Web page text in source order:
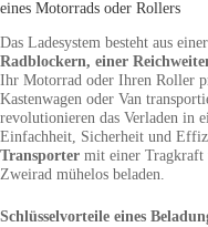
eines Motorrads oder Rollers
Das Ladesystem besteht aus einer
Radblockern, einer
Ihr Motorrad oder Ihren Roller
Kastenwagen oder Van
revolutionieren das Verladen in
Einfachheit, Sicherheit und
Transporter mit einer Tragkraft
Zweirad mühelos beladen.
Schlüsselvorteile eines